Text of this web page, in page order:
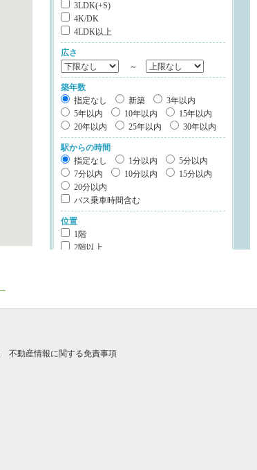
3LDK(+S)
4K/DK
4LDK以上
広さ
～
築年数
指定なし
新築
3年以内
5年以内
10年以内
15年以内
20年以内
25年以内 30年以内
駅からの時間
指定なし
1分以内
5分以内
7分以内
10分以内
15分以内
20分以内
バス乗車時間含む
位置
1階
2階以上
部屋環境
IHクッキングヒータ
ディスポーザー
不動産情報に関する免責事項